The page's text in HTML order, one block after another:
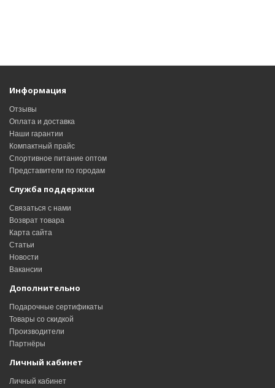
Информация
Отзывы
Оплата и доставка
Наши гарантии
Компактный прайс
Спортивное питание оптом
Представители по городам
Служба поддержки
Связаться с нами
Возврат товара
Карта сайта
Статьи
Новости
Вакансии
Дополнительно
Подарочные сертификаты
Товары со скидкой
Производители
Партнёры
Личный кабинет
Личный кабинет